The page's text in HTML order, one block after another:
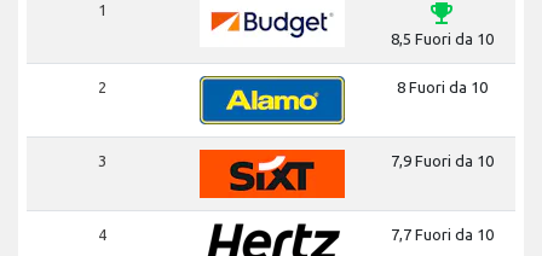
1 emoji_events
8,5 Fuori da 10
2 8 Fuori da 10
3 7,9 Fuori da 10
4 7,7 Fuori da 10